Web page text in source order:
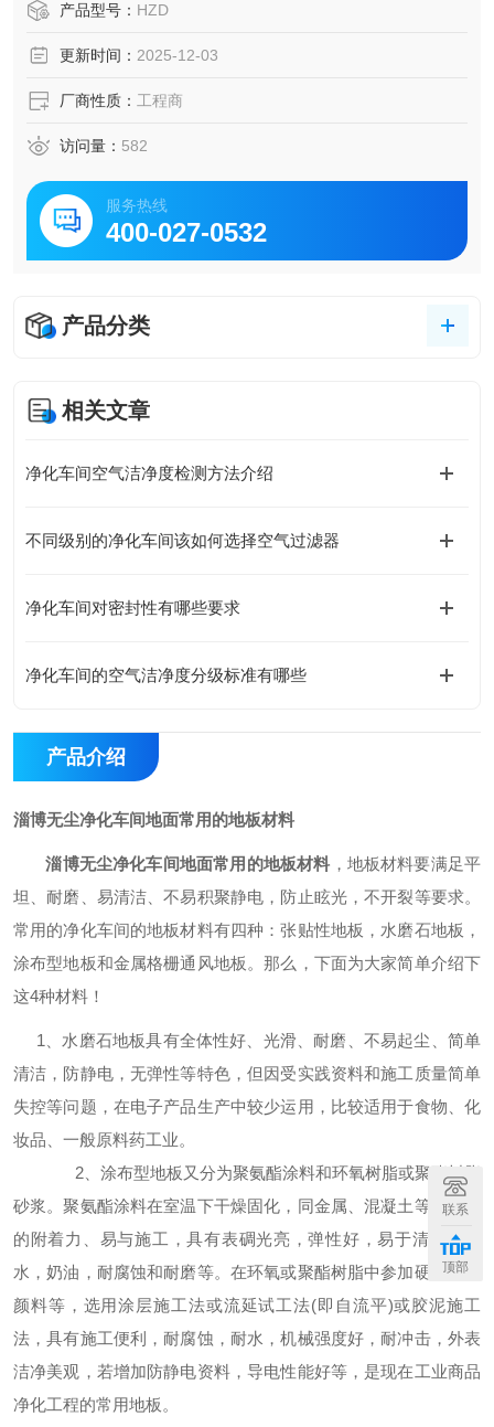
产品型号： HZD
更新时间： 2025-12-03
厂商性质： 工程商
访问量： 582
服务热线
400-027-0532
产品分类
相关文章
净化车间空气洁净度检测方法介绍
不同级别的净化车间该如何选择空气过滤器
净化车间对密封性有哪些要求
净化车间的空气洁净度分级标准有哪些
产品介绍
淄博无尘净化车间地面常用的地板材料
淄博无尘净化车间地面常用的地板材料 ， 地板材料要满足平
坦、耐磨、易清洁、不易积聚静电，防止眩光，不开裂等要求。
常用的净化车间的地板材料有四种：张贴性地板，水磨石地板，
涂布型地板和金属格栅通风地板。那么，下面为大家简单介绍下
这4种材料！
1、水磨石地板具有全体性好、光滑、耐磨、不易起尘、简单
清洁，防静电，无弹性等特色，但因受实践资料和施工质量简单
失控等问题，在电子产品生产中较少运用，比较适用于食物、化
妆品、一般原料药工业。
2、涂布型地板又分为聚氨酯涂料和环氧树脂或聚酯树脂
砂浆。聚氨酯涂料在室温下干燥固化，同金属、混凝土等有杰出
的附着力、易与施工，具有表碉光亮，弹性好，易于清洁，耐
水，奶油，耐腐蚀和耐磨等。在环氧或聚酯树脂中参加硬化剂，
颜料等，选用涂层施工法或流延试工法(即自流平)或胶泥施工
法，具有施工便利，耐腐蚀，耐水，机械强度好，耐冲击，外表
洁净美观，若增加防静电资料，导电性能好等，是现在工业商品
净化工程的常用地板。
联系
顶部